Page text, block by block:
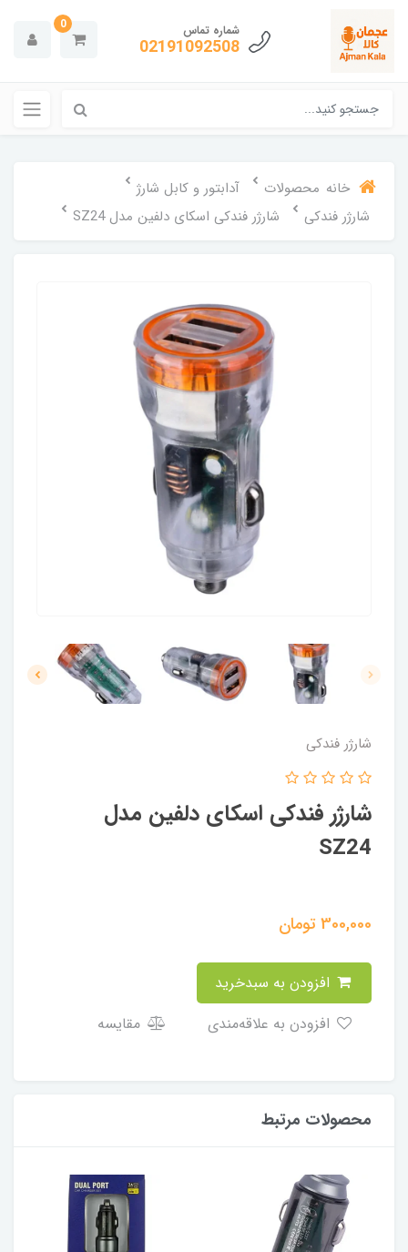
شماره تماس
02191092508
0
خانه محصولات
آدابتور و کابل شارژ
شارژر فندکی
شارژر فندکی اسکای دلفین مدل SZ24
شارژر فندکی
شارژر فندکی اسکای دلفین مدل
SZ24
300,000تومان
مقایسه
محصولات مرتبط